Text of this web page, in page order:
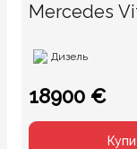
Mercedes
Дизель
18900 €